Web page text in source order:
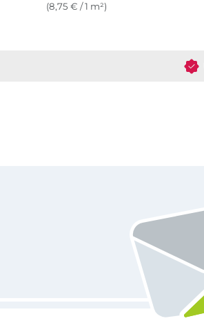
(8,75 € / 1 m²)